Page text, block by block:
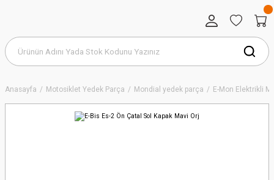
Anasayfa Motosiklet Yedek Parça Mondial yedek parça E-Mon Elektrikli